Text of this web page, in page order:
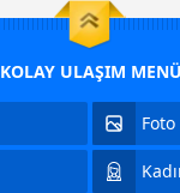
KOLAY ULAŞIM